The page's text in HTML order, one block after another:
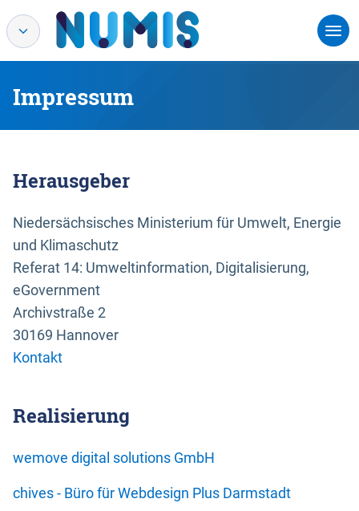
Impressum
Herausgeber
Niedersächsisches Ministerium für Umwelt, Energie
und Klimaschutz
Referat 14: Umweltinformation, Digitalisierung,
eGovernment
Archivstraße 2
30169 Hannover
Kontakt
Realisierung
wemove digital solutions GmbH
chives - Büro für Webdesign Plus Darmstadt